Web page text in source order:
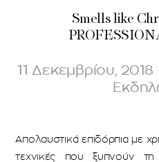
Smells like
11 Δεκεμβρίου,
Απολαυστικά επιδόρπια με
τεχνικές που ξυπνούν τη